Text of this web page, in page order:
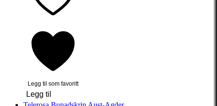
Legg til som favoritt
Legg til